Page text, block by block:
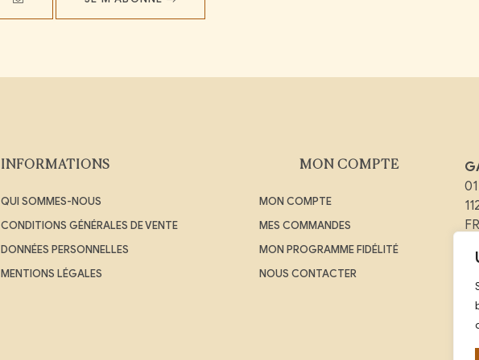
INFORMATIONS
QUI SOMMES-NOUS
CONDITIONS GÉNÉRALES DE VENTE
DONNÉES PERSONNELLES
MENTIONS LÉGALES
MON COMPTE
MON COMPTE
MES COMMANDES
MON PROGRAMME FIDÉLITÉ
NOUS CONTACTER